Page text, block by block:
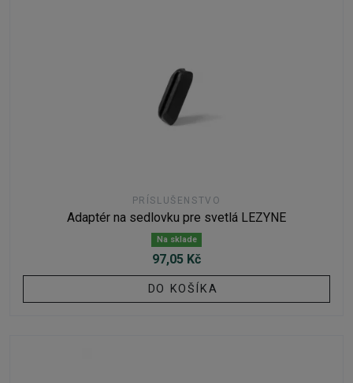
PRÍSLUŠENSTVO
Adaptér na sedlovku pre svetlá LEZYNE
Na sklade
97,05 Kč
DO KOŠÍKA